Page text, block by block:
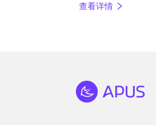
查看详情